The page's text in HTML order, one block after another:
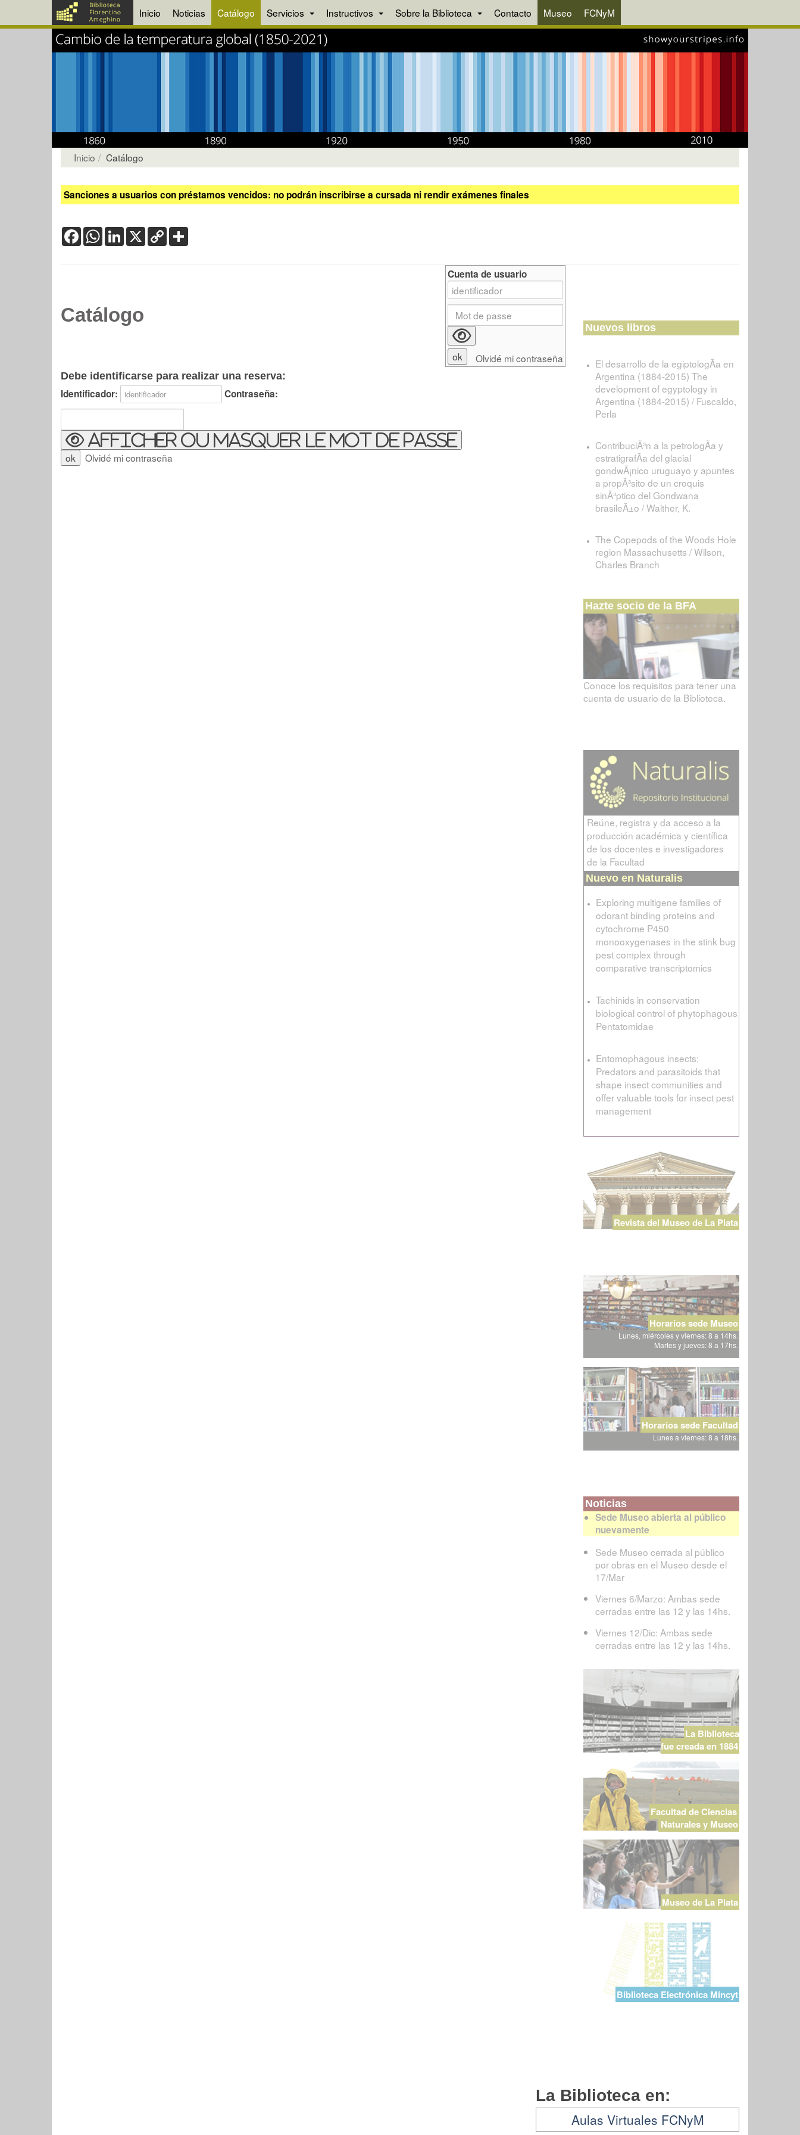
Inicio Noticias Catálogo Servicios Instructivos Sobre la Biblioteca Contacto Museo FCNyM
Inicio Catálogo
Sanciones a usuarios con préstamos vencidos: no podrán inscribirse a cursada ni rendir exámenes finales
FacebookWhatsApp
LinkedIn
X Copy
Link
Catálogo
Debe identificarse para realizar una reserva:
Identificador: Contraseña:
Afficher ou masquer le mot de passe
Olvidé mi contraseña
Cuenta de usuario
Olvidé mi contraseña
Nuevos libros
El desarrollo de la egiptologÃ­a en
Argentina (1884-2015) The
development of egyptology in
Argentina (1884-2015) / Fuscaldo,
Perla
ContribuciÃ³n a la petrologÃ­a y
estratigrafÃ­a del glacial
gondwÃ¡nico uruguayo y apuntes
a propÃ³sito de un croquis
sinÃ³ptico del Gondwana
brasileÃ±o / Walther, K.
The Copepods of the Woods Hole
region Massachusetts / Wilson,
Charles Branch
Hazte socio de la BFA
Conoce los requisitos para tener una
cuenta de usuario de la Biblioteca.
Reúne, registra y da acceso a la
producción académica y científica
de los docentes e investigadores
de la Facultad
Nuevo en Naturalis
Exploring multigene families of
odorant binding proteins and
cytochrome P450
monooxygenases in the stink bug
pest complex through
comparative transcriptomics
Tachinids in conservation
biological control of phytophagous
Pentatomidae
Entomophagous insects:
Predators and parasitoids that
shape insect communities and
offer valuable tools for insect pest
management
Revista del Museo de La Plata
Horarios sede Museo
Lunes, miércoles y viernes: 8 a 14hs.
Martes y jueves: 8 a 17hs.
Horarios sede Facultad
Lunes a viernes: 8 a 18hs.
Noticias
Sede Museo abierta al público
nuevamente
Sede Museo cerrada al público
por obras en el Museo desde el
17/Mar
Viernes 6/Marzo: Ambas sede
cerradas entre las 12 y las 14hs.
Viernes 12/Dic: Ambas sede
cerradas entre las 12 y las 14hs.
La Biblioteca
fue creada en 1884
Facultad de Ciencias
Naturales y Museo
Museo de La Plata
Biblioteca Electrónica Mincyt
La Biblioteca en:
Aulas Virtuales FCNyM